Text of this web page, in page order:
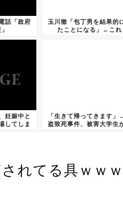
話「政府
玉川徹「包丁男を結果的
たことになる」←これ
妊娠中と
してしま
「生きて帰ってきます
盗致死事件、被害大学生
れてる具ｗｗ